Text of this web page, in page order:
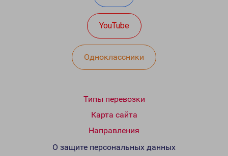
YouTube
Одноклассники
Типы перевозки
Карта сайта
Направления
О защите персональных данных